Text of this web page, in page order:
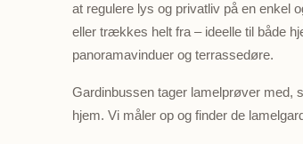
at regulere lys og privatliv på en enkel
eller trækkes helt fra – ideelle til både
panoramavinduer og terrassedøre.
Gardinbussen tager lamelprøver med,
hjem. Vi måler op og finder de